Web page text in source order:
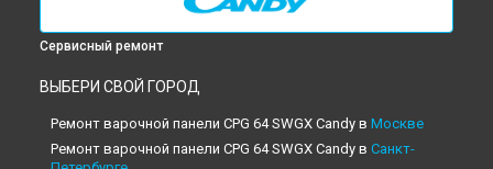
Сервисный ремонт
ВЫБЕРИ СВОЙ ГОРОД
Ремонт варочной панели CPG 64 SWGX Candy в Москве
Ремонт варочной панели CPG 64 SWGX Candy в Санкт-